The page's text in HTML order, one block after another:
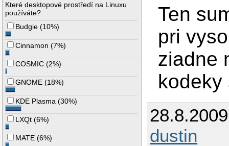
Které desktopové prostředí na Linuxu
používáte?
Budgie (10%)
Cinnamon (7%)
COSMIC (2%)
GNOME (18%)
KDE Plasma (30%)
LXQt (6%)
MATE (6%)
Ten
pri
ziadne
kodeky
dustin